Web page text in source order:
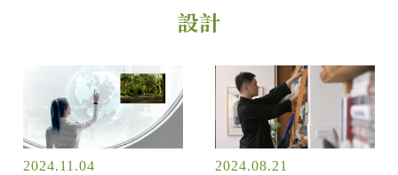
設計
2024.11.04 2024.08.21